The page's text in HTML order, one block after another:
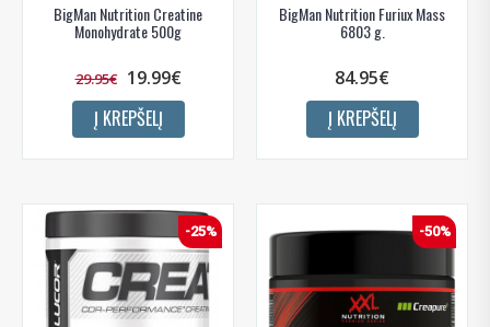
BigMan Nutrition Creatine
Monohydrate 500g
29.95€ 19.99€
Į KREPŠELĮ
BigMan Nutrition Furiux Mass
6803 g.
84.95€
Į KREPŠELĮ
-25% -50%